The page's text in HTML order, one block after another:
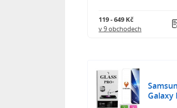
119 - 649 Kč
v 9 obchodech
Galaxy